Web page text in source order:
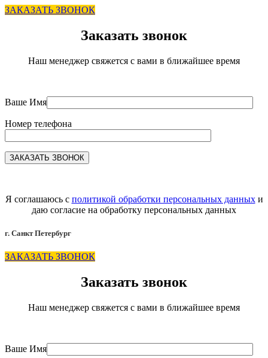
ЗАКАЗАТЬ ЗВОНОК
Заказать звонок
Наш менеджер свяжется с вами в ближайшее время
Ваше Имя
Номер телефона
Я соглашаюсь с политикой обработки персональных данныхи
даю согласие на обработку персональных данных
г. Санкт Петербург
ЗАКАЗАТЬ ЗВОНОК
Заказать звонок
Наш менеджер свяжется с вами в ближайшее время
Ваше Имя